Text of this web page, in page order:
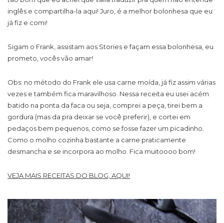
inglês e compartilha-la aqui! Juro, é a melhor bolonhesa que eu
já fiz e comi!
Sigam o Frank, assistam aos Stories e façam essa bolonhesa, eu
prometo, vocês vão amar!
Obs: no método do Frank ele usa carne moída, já fiz assim várias
vezes e também fica maravilhoso. Nessa receita eu usei acém
batido na ponta da faca ou seja, comprei a peça, tirei bem a
gordura (mas da pra deixar se você preferir), e cortei em
pedaços bem pequenos, como se fosse fazer um picadinho.
Como o molho cozinha bastante a carne praticamente
desmancha e se incorpora ao molho. Fica muitoooo bom!
VEJA MAIS RECEITAS DO BLOG, AQUI!